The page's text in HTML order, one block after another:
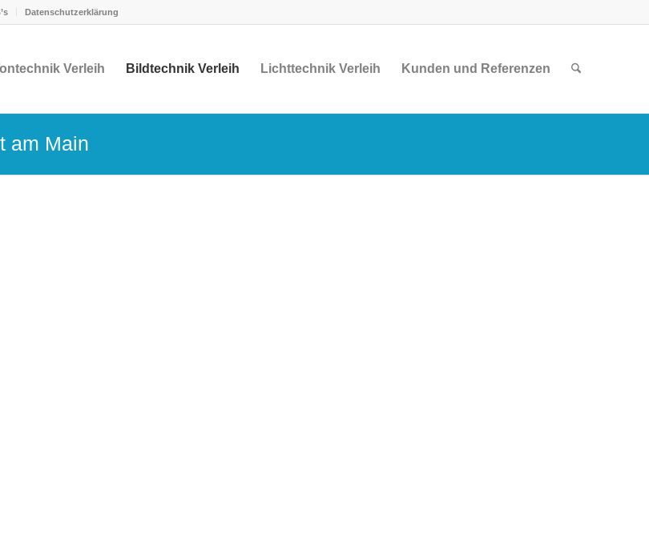
Datenschutzerklärung
Verleih Bildtechnik Verleih Lichttechnik Verleih Kunden und Referenzen
am Main